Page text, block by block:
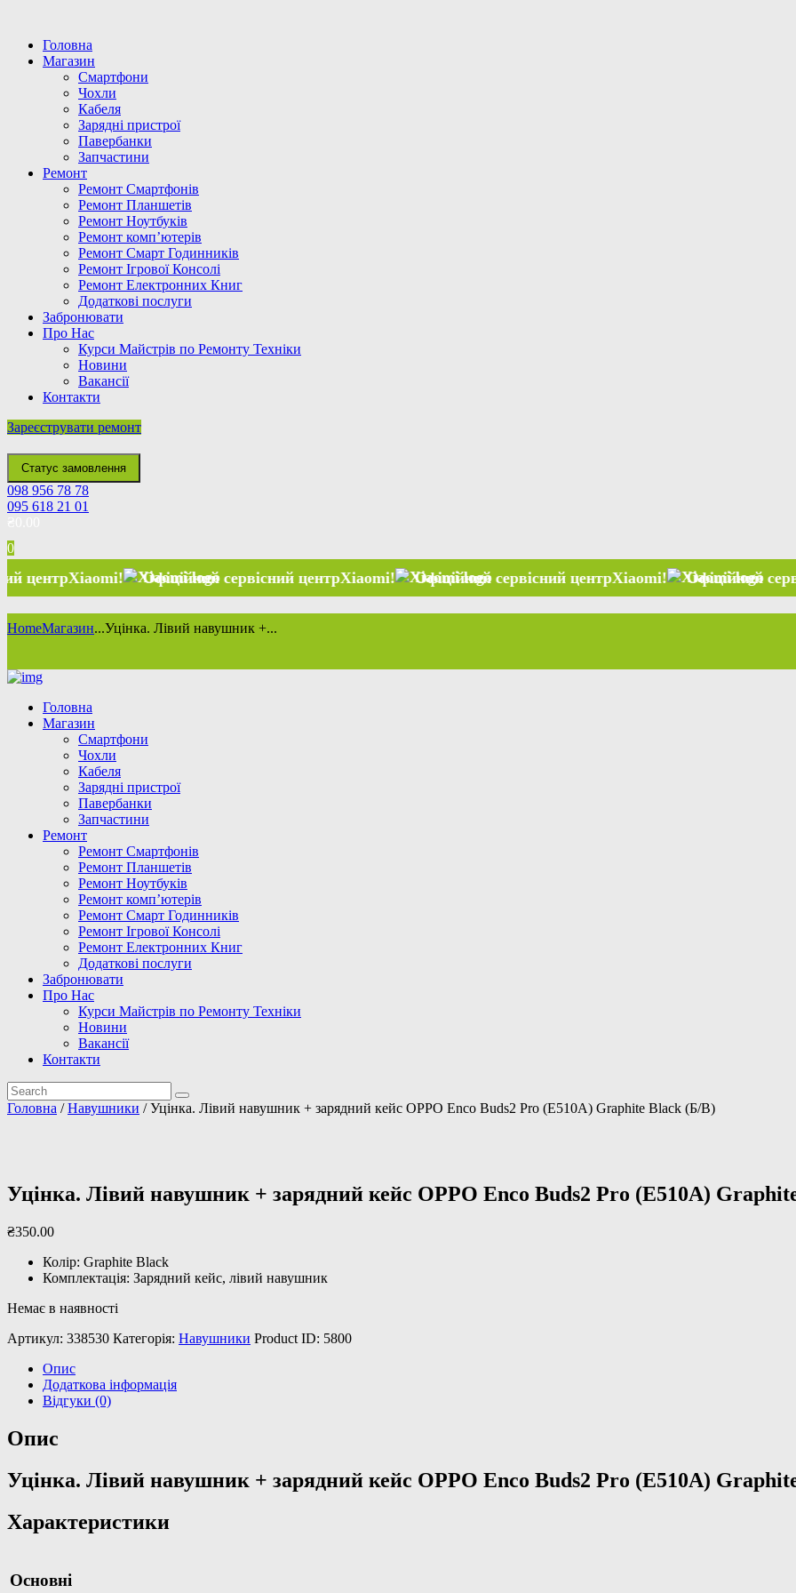
Головна
Магазин
Смартфони
Чохли
Кабеля
Зарядні пристрої
Павербанки
Запчастини
Ремонт
Ремонт Смартфонів
Ремонт Планшетів
Ремонт Ноутбуків
Ремонт комп’ютерів
Ремонт Смарт Годинників
Ремонт Ігрової Консолі
Ремонт Електронних Книг
Додаткові послуги
Забронювати
Про Нас
Курси Майстрів по Ремонту Техніки
Новини
Вакансії
Контакти
Зареєструвати ремонт
Статус замовлення
098 956 78 78
095 618 21 01
0
! Офіційний сервісний центрXiaomi! Офіційний сервісний центрXiaomi! Офіційний сервісний
HomeМагазин...Уцінка. Лівий навушник +...
Головна
Магазин
Смартфони
Чохли
Кабеля
Зарядні пристрої
Павербанки
Запчастини
Ремонт
Ремонт Смартфонів
Ремонт Планшетів
Ремонт Ноутбуків
Ремонт комп’ютерів
Ремонт Смарт Годинників
Ремонт Ігрової Консолі
Ремонт Електронних Книг
Додаткові послуги
Забронювати
Про Нас
Курси Майстрів по Ремонту Техніки
Новини
Вакансії
Контакти
Головна /Навушники / Уцінка. Лівий навушник + зарядний кейс OPPO Enco Buds2 Pro (E510A) Graphite Black (Б/В)
Уцінка. Лівий навушник + зарядний кейс OPPO Enco Buds2 Pro (E510A)
₴350.00
Колір: Graphite Black
Комплектація: Зарядний кейс, лівий навушник
Немає в наявності
Артикул: 338530 Категорія: Навушники Product ID: 5800
Опис
Додаткова інформація
Відгуки (0)
Опис
Уцінка. Лівий навушник + зарядний кейс OPPO Enco Buds2 Pro (E510A)
Характеристики
Основні